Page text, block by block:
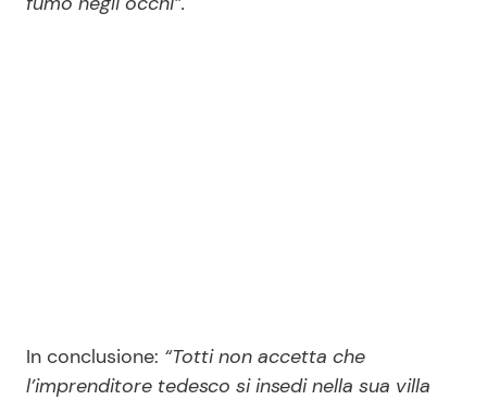
In conclusione: “Totti non accetta che
l’imprenditore tedesco si insedi nella sua villa